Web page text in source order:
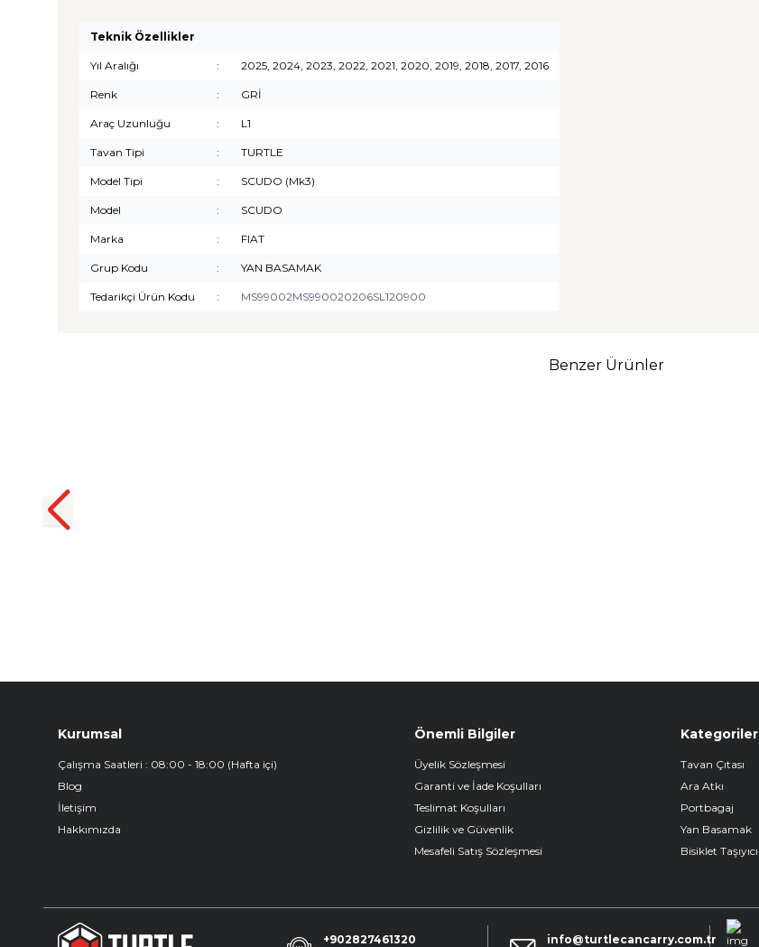
Teknik Özellikler
Yıl Aralığı : 2025, 2024, 2023, 2022, 2021, 2020, 2019, 2018, 2017, 2016
Renk : GRİ
Araç Uzunluğu : L1
Tavan Tipi : TURTLE
Model Tipi : SCUDO (Mk3)
Model : SCUDO
Marka : FIAT
Grup Kodu : YAN BASAMAK
Tedarikçi Ürün Kodu : MS99002MS990020206SL120900
Benzer Ürünler
₺
Kurumsal
Çalışma Saatleri : 08:00 - 18:00 (Hafta içi)
Blog
İletişim
Hakkımızda
Önemli Bilgiler
Üyelik Sözleşmesi
Garanti ve İade Koşulları
Teslimat Koşulları
Gizlilik ve Güvenlik
Mesafeli Satış Sözleşmesi
Kategoriler
Tavan Çıtası
Ara Atkı
Portbagaj
Yan Basamak
Bisiklet Taşıyıcı
+902827461320 info@turtlecancarry.com.tr